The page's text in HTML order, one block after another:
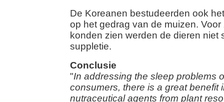
De Koreanen bestudeerden ook
op het gedrag van de muizen.
konden zien werden de dieren niet
suppletie.
Conclusie
"In addressing the sleep problems
consumers, there is a great benefit
nutraceutical agents from plant